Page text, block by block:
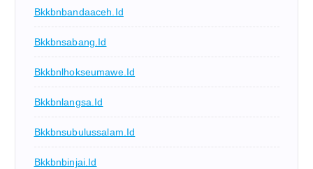
Bkkbnbandaaceh.id
Bkkbnsabang.id
Bkkbnlhokseumawe.id
Bkkbnlangsa.id
Bkkbnsubulussalam.id
Bkkbnbinjai.id